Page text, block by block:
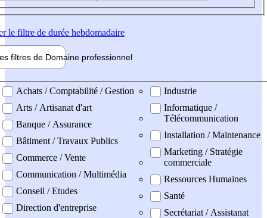
le filtre de durée hebdomadaire
filtres de Domaine professionnel
professionel
Achats / Comptabilité / Gestion
Arts / Artisanat d'art
Banque / Assurance
Bâtiment / Travaux Publics
Commerce / Vente
Communication / Multimédia
Conseil / Etudes
Direction d'entreprise
Industrie
Informatique /
Télécommunication
Installation / Maintenance
Marketing / Stratégie
commerciale
Ressources Humaines
Santé
Secrétariat / Assistanat